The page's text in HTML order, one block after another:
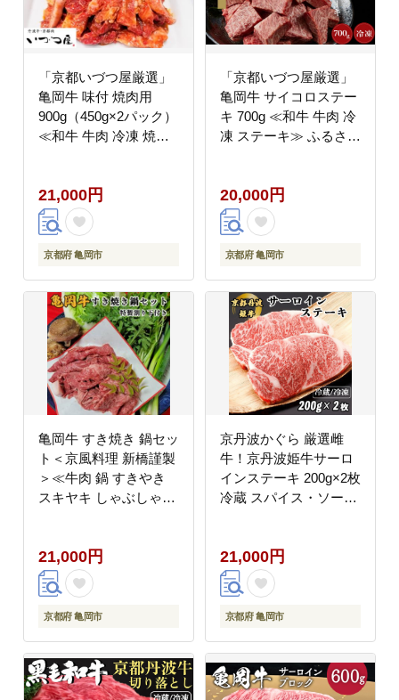
「京都いづつ屋厳選」
亀岡牛 味付 焼肉用
900g（450g×2パック）
≪和牛 牛肉 冷凍 焼肉
21,000円
京都府 亀岡市
「京都いづつ屋厳選」
亀岡牛 サイコロステー
キ 700g ≪和牛 牛肉 冷
凍 ステーキ≫ ふるさと
20,000円
京都府 亀岡市
亀岡牛 すき焼き 鍋セッ
ト＜京風料理 新橋謹製
＞≪牛肉 鍋 すきやき
スキヤキ しゃぶしゃぶ
可 ※北海道・沖縄・離
島への配送不可
21,000円
京都府 亀岡市
京丹波かぐら 厳選雌
牛！京丹波姫牛サーロ
インステーキ 200g×2枚
冷蔵 スパイス・ソース
≫（冷蔵）（冷凍）※
着日指定不可
21,000円
京都府 亀岡市